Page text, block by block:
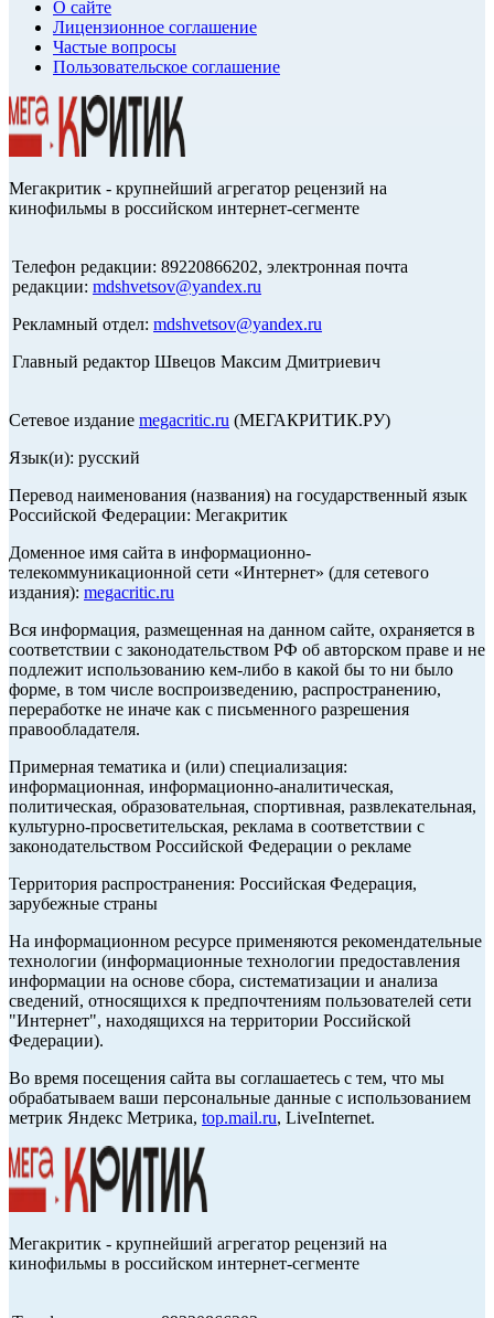
О сайте
Лицензионное соглашение
Частые вопросы
Пользовательское соглашение
Мегакритик - крупнейший агрегатор рецензий на
кинофильмы в российском интернет-сегменте
Телефон редакции: 89220866202, электронная почта
редакции: mdshvetsov@yandex.ru
Рекламный отдел: mdshvetsov@yandex.ru
Главный редактор Швецов Максим Дмитриевич
Сетевое издание megacritic.ru (МЕГАКРИТИК.РУ)
Язык(и): русский
Перевод наименования (названия) на государственный язык
Российской Федерации: Мегакритик
Доменное имя сайта в информационно-
телекоммуникационной сети «Интернет» (для сетевого
издания): megacritic.ru
Вся информация, размещенная на данном сайте, охраняется в
соответствии с законодательством РФ об авторском праве и не
подлежит использованию кем-либо в какой бы то ни было
форме, в том числе воспроизведению, распространению,
переработке не иначе как с письменного разрешения
правообладателя.
Примерная тематика и (или) специализация:
информационная, информационно-аналитическая,
политическая, образовательная, спортивная, развлекательная,
культурно-просветительская, реклама в соответствии с
законодательством Российской Федерации о рекламе
Территория распространения: Российская Федерация,
зарубежные страны
На информационном ресурсе применяются рекомендательные
технологии (информационные технологии предоставления
информации на основе сбора, систематизации и анализа
сведений, относящихся к предпочтениям пользователей сети
"Интернет", находящихся на территории Российской
Федерации).
Во время посещения сайта вы соглашаетесь с тем, что мы
обрабатываем ваши персональные данные с использованием
метрик Яндекс Метрика, top.mail.ru, LiveInternet.
Мегакритик - крупнейший агрегатор рецензий на
кинофильмы в российском интернет-сегменте